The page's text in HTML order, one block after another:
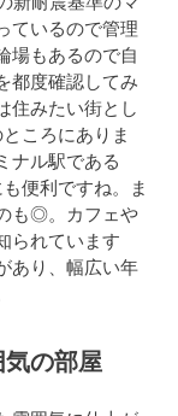
ているので管理
場もあるので自
都度確認してみ
住みたい街とし
ころにありま
ナル駅である
便利ですね。ま
も◎。カフェや
られています
あり、幅広い年
の部屋